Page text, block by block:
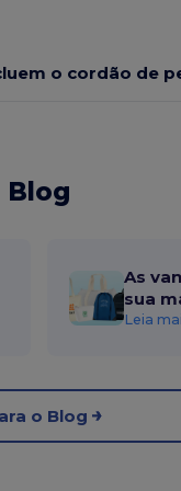
o cordão de
Blog
As
sua
Leia
o Blog